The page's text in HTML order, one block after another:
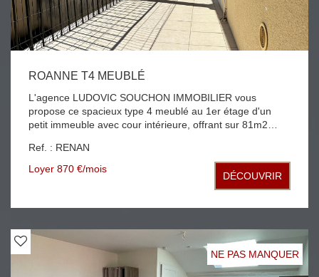
ROANNE T4 MEUBLÉ
L'agence LUDOVIC SOUCHON IMMOBILIER vous
propose ce spacieux type 4 meublé au 1er étage d'un
petit immeuble avec cour intérieure, offrant sur 81m2
chambres avec rangements, séjour salon, salle de bains
et WC grande terrasse couverte pour profiter de
Ref. : RENAN
Loyer 870 €/mois
DÉCOUVRIR
NE PAS MANQUER